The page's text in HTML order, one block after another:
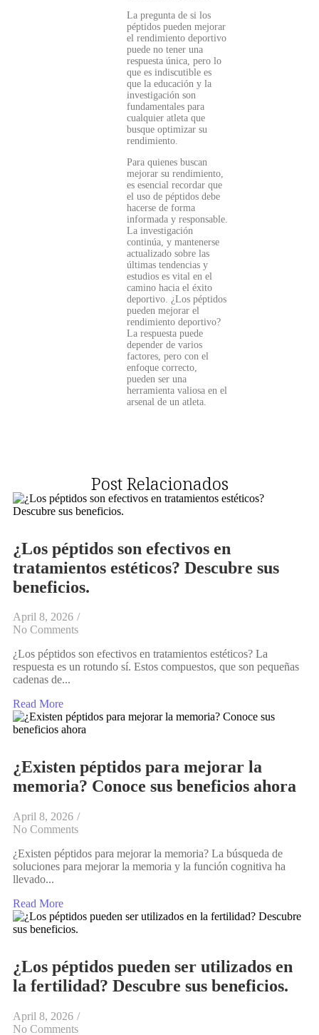
La pregunta de si los
péptidos pueden mejorar
el rendimiento deportivo
puede no tener una
respuesta única, pero lo
que es indiscutible es
que la educación y la
investigación son
fundamentales para
cualquier atleta que
busque optimizar su
rendimiento.
Para quienes buscan
mejorar su rendimiento,
es esencial recordar que
el uso de péptidos debe
hacerse de forma
informada y responsable.
La investigación
continúa, y mantenerse
actualizado sobre las
últimas tendencias y
estudios es vital en el
camino hacia el éxito
deportivo. ¿Los péptidos
pueden mejorar el
rendimiento deportivo?
La respuesta puede
depender de varios
factores, pero con el
enfoque correcto,
pueden ser una
herramienta valiosa en el
arsenal de un atleta.
Post Relacionados
¿Los péptidos son efectivos en
tratamientos estéticos? Descubre sus
beneficios.
April 8, 2026 /
No Comments
¿Los péptidos son efectivos en tratamientos estéticos? La
respuesta es un rotundo sí. Estos compuestos, que son pequeñas
cadenas de...
Read More
¿Existen péptidos para mejorar la
memoria? Conoce sus beneficios ahora
April 8, 2026 /
No Comments
¿Existen péptidos para mejorar la memoria? La búsqueda de
soluciones para mejorar la memoria y la función cognitiva ha
llevado...
Read More
¿Los péptidos pueden ser utilizados en
la fertilidad? Descubre sus beneficios.
April 8, 2026 /
No Comments